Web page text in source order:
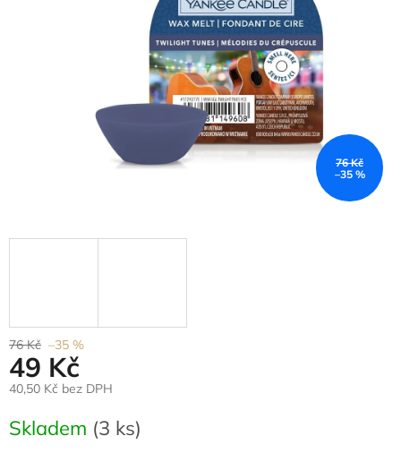
76 Kč
–35 %
76 Kč –35 %
49 Kč
40,50 Kč bez DPH
cena:
Skladem (3 ks)